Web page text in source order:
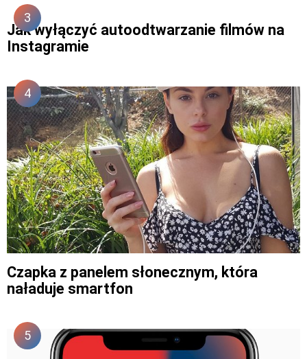
Jak wyłączyć autoodtwarzanie filmów na
Instagramie
Czapka z panelem słonecznym, która
naładuje smartfon